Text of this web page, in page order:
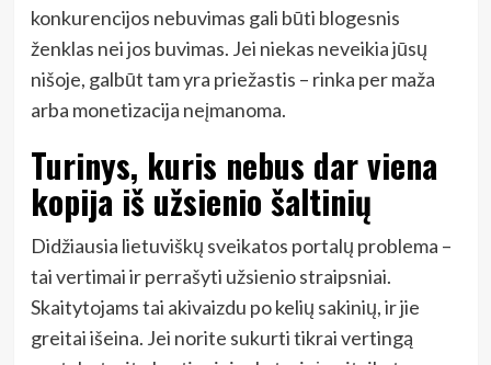
konkurencijos nebuvimas gali būti blogesnis
ženklas nei jos buvimas. Jei niekas neveikia jūsų
nišoje, galbūt tam yra priežastis – rinka per maža
arba monetizacija neįmanoma.
Turinys, kuris nebus dar viena
kopija iš užsienio šaltinių
Didžiausia lietuviškų sveikatos portalų problema –
tai vertimai ir perrašyti užsienio straipsniai.
Skaitytojams tai akivaizdu po kelių sakinių, ir jie
greitai išeina. Jei norite sukurti tikrai vertingą